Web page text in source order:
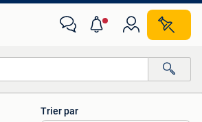
Trier par